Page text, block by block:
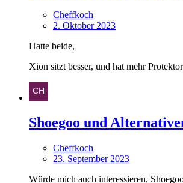
Cheffkoch
2. Oktober 2023
Hatte beide,
Xion sitzt besser, und hat mehr
Shoegoo und
Cheffkoch
23. September 2023
Würde mich auch interessieren,